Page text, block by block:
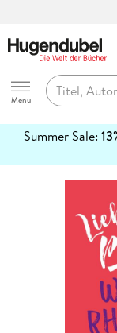
Hugendubel
Menu
Summer Sale:
erfahren